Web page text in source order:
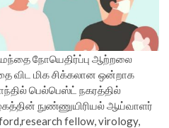
நோயெதிர்ப்பு ஆற்றலை
விட மிக சிக்கலான ஒன்றாக
பெல்பெஸ்ட் நகரத்தில்
நுண்ணுயிரியல் ஆய்வாளர்
fellow, virology,